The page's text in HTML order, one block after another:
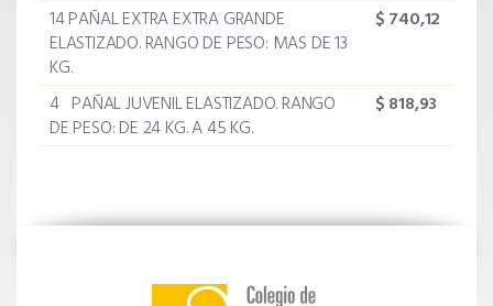
14 PAÑAL EXTRA EXTRA GRANDE
ELASTIZADO. RANGO DE PESO: MAS DE 13
KG.
$740,12
4 PAÑAL JUVENIL ELASTIZADO. RANGO
DE PESO: DE 24 KG. A 45 KG.
$818,93